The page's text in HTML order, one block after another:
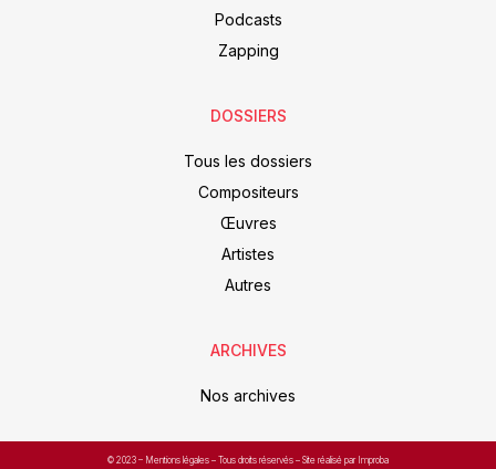
Podcasts
Zapping
DOSSIERS
Tous les dossiers
Compositeurs
Œuvres
Artistes
Autres
ARCHIVES
Nos archives
© 2023 – Mentions légales – Tous droits réservés – Site réalisé par Improba